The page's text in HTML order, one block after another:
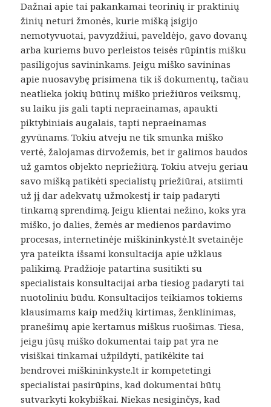
Dažnai apie tai pakankamai teorinių ir praktinių
žinių neturi žmonės, kurie mišką įsigijo
nemotyvuotai, pavyzdžiui, paveldėjo, gavo dovanų
arba kuriems buvo perleistos teisės rūpintis mišku
pasiligojus savininkams. Jeigu miško savininas
apie nuosavybę prisimena tik iš dokumentų, tačiau
neatlieka jokių būtinų miško priežiūros veiksmų,
su laiku jis gali tapti nepraeinamas, apaukti
piktybiniais augalais, tapti nepraeinamas
gyvūnams. Tokiu atveju ne tik smunka miško
vertė, žalojamas dirvožemis, bet ir galimos baudos
už gamtos objekto nepriežiūrą. Tokiu atveju geriau
savo mišką patikėti specialistų priežiūrai, atsiimti
už jį dar adekvatų užmokestį ir taip padaryti
tinkamą sprendimą. Jeigu klientai nežino, koks yra
miško, jo dalies, žemės ar medienos pardavimo
procesas, internetinėje miškininkystė.lt svetainėje
yra pateikta išsami konsultacija apie užklaus
palikimą. Pradžioje patartina susitikti su
specialistais konsultacijai arba tiesiog padaryti tai
nuotoliniu būdu. Konsultacijos teikiamos tokiems
klausimams kaip medžių kirtimas, ženklinimas,
pranešimų apie kertamus miškus ruošimas. Tiesa,
jeigu jūsų miško dokumentai taip pat yra ne
visiškai tinkamai užpildyti, patikėkite tai
bendrovei miškininkyste.lt ir kompetetingi
specialistai pasirūpins, kad dokumentai būtų
sutvarkyti kokybiškai. Niekas nesiginčys, kad